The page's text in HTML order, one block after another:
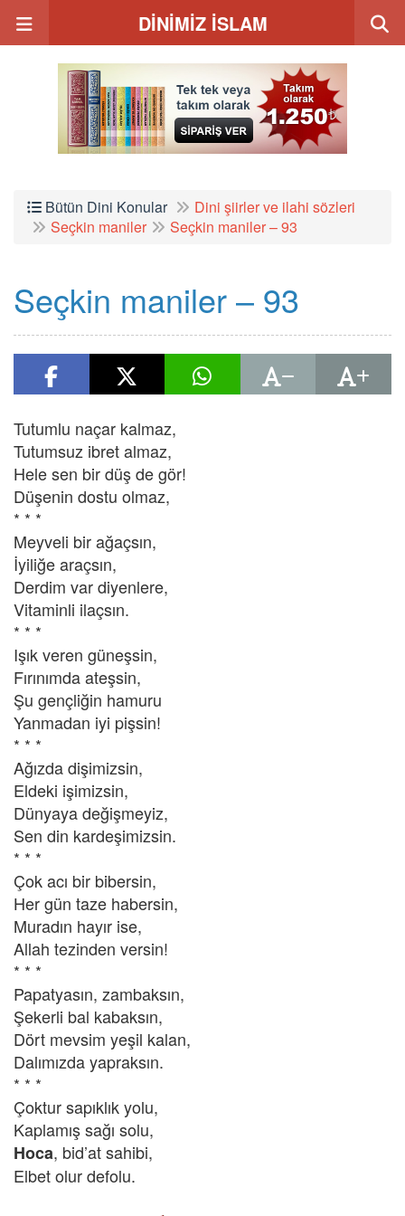
DİNİMİZ İSLAM
Bütün Dini Konular
Dini şiirler ve ilahi sözleri
Seçkin maniler
Seçkin maniler – 93
Seçkin maniler – 93
Tutumlu naçar kalmaz,
Tutumsuz ibret almaz,
Hele sen bir düş de gör!
Düşenin dostu olmaz,
* * *
Meyveli bir ağaçsın,
İyiliğe araçsın,
Derdim var diyenlere,
Vitaminli ilaçsın.
* * *
Işık veren güneşsin,
Fırınımda ateşsin,
Şu gençliğin hamuru
Yanmadan iyi pişsin!
* * *
Ağızda dişimizsin,
Eldeki işimizsin,
Dünyaya değişmeyiz,
Sen din kardeşimizsin.
* * *
Çok acı bir bibersin,
Her gün taze habersin,
Muradın hayır ise,
Allah tezinden versin!
* * *
Papatyasın, zambaksın,
Şekerli bal kabaksın,
Dört mevsim yeşil kalan,
Dalımızda yapraksın.
* * *
Çoktur sapıklık yolu,
Kaplamış sağı solu,
Hoca, bid’at sahibi,
Elbet olur defolu.